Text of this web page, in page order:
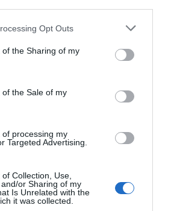
Opt Outs
the Sharing of my
the Sale of my
processing my
Targeted Advertising.
Collection, Use,
or Sharing of my
Is Unrelated with the
it was collected.
Leistungen
Fernsehzimmer
Garage
Touristen- Informationen
befindet sich eine gemütliche Bar, die ein
und berühmte Weine aus der Region serviert.
wird im benachbarten Speiseraum serviert
jeden Geschmack. Frische Croissants, Gebäck
sorgen für einen guten Start in den Tag.
der Villa eignet sich ideal für kulturelle
und insbesondere Firmenveranstaltungen.
und schnelle Mittagessen angeboten.
Bezahlung
Ausstattungsverleih für
Meetings/ Kongresse
Cafeteria
Empfänge / Festessen / Feiern
Fax - Service
Hotels
Garten
Historisches Anwesen
Hochzeits- Suite